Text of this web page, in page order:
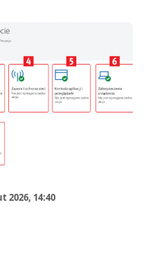
2026, 14:40